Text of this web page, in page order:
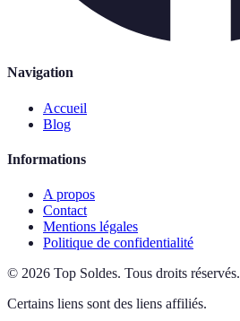
Navigation
Accueil
Blog
Informations
A propos
Contact
Mentions légales
Politique de confidentialité
© 2026 Top Soldes. Tous droits réservés.
Certains liens sont des liens affiliés.